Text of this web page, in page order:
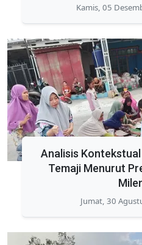
Kamis, 05
Analisis
Temaji Menurut
Jumat, 30